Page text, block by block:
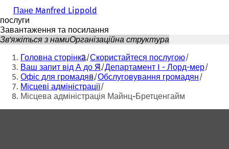
Пане Manfred Lippold
послуги
Завантаження та посилання
Зв'яжіться з намиОрганізаційна структура
Ти
тут:
Головна сторінка Скористайтеся послугою
Ваш запит від А до Я Департамент I - Лорд-мер
Офіс для громадян Обслуговування громадян
Місцеві адміністрації
Місцева адміністрація Майнц-Бретценгайм